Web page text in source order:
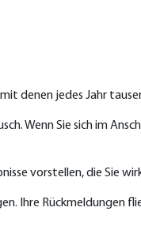
denen jedes Jahr
Wenn Sie sich im
vorstellen, die Sie
Ihre Rückmeldungen